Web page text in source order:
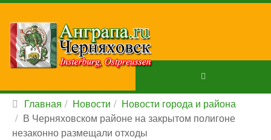
Главная Новости
Новости города и района
В Черняховском районе на закрытом полигоне
незаконно размещали отходы